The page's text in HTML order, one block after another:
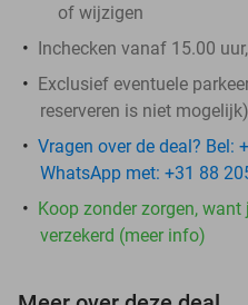
of wijzigen
Inchecken vanaf 15.00
Exclusief eventuele
reserveren is niet mogelijk)
Vragen over de deal? Bel:
WhatsApp met: +31 88
Koop zonder zorgen,
verzekerd (meer info)